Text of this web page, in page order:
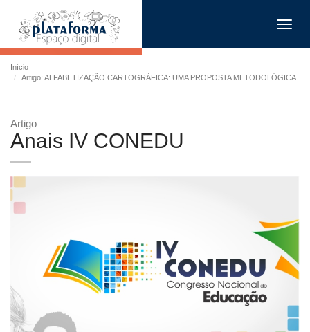
Início
Artigo: ALFABETIZAÇÃO CARTOGRÁFICA: UMA PROPOSTA METODOLÓGICA
Artigo
Anais IV CONEDU